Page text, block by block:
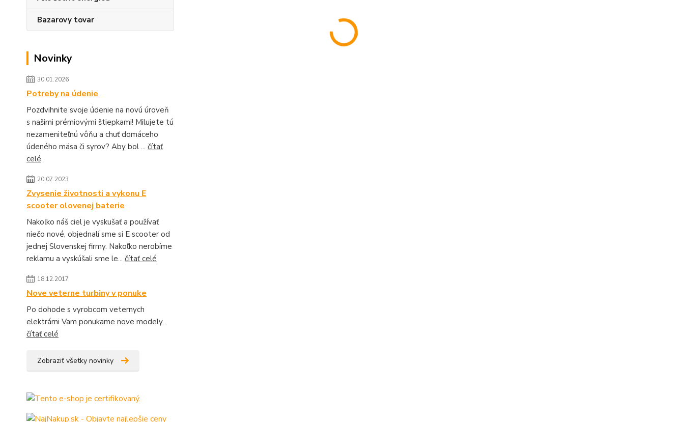
Bazarovy tovar
Novinky
30.01.2026
Potreby na údenie
Pozdvihnite svoje údenie na novú úroveň
s našimi prémiovými štiepkami! Milujete tú
nezameniteľnú vôňu a chuť domáceho
údeného mäsa či syrov? Aby bol ... čítať
celé
20.07.2023
Zvysenie životnosti a vykonu E
scooter olovenej baterie
Nakoľko náš ciel je vyskušať a používať
niečo nové, objednalí sme si E scooter od
jednej Slovenskej firmy. Nakoľko nerobíme
reklamu a vyskúšali sme le... čítať celé
18.12.2017
Nove veterne turbiny v ponuke
Po dohode s vyrobcom veternych
elektrárni Vam ponukame nove modely.
čítať celé
Zobraziť všetky novinky